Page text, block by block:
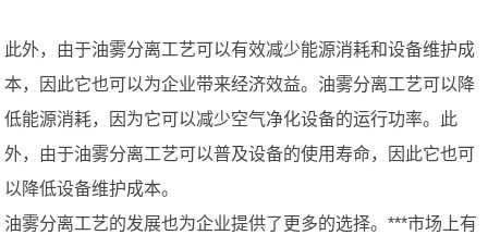
此外，由于油雾分离工艺可以有效减少能源消耗和设备维护成
本，因此它也可以为企业带来经济效益。油雾分离工艺可以降
低能源消耗，因为它可以减少空气净化设备的运行功率。此
外，由于油雾分离工艺可以普及设备的使用寿命，因此它也可
以降低设备维护成本。
油雾分离工艺的发展也为企业提供了更多的选择。***市场上有